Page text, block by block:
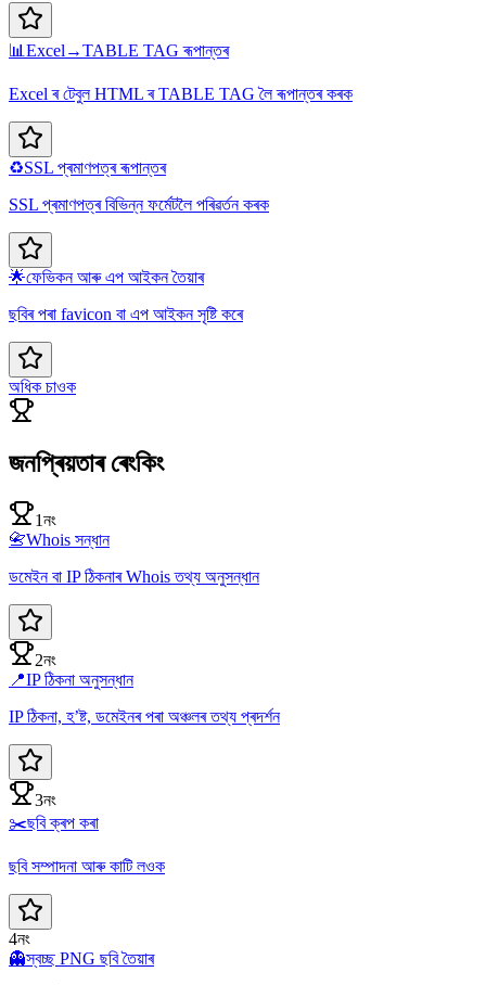
📊Excel→TABLE TAG ৰূপান্তৰ
Excel ৰ টেবুল HTML ৰ TABLE TAG লৈ ৰূপান্তৰ কৰক
♻️SSL প্ৰমাণপত্ৰ ৰূপান্তৰ
SSL প্ৰমাণপত্ৰ বিভিন্ন ফৰ্মেটলৈ পৰিৱৰ্তন কৰক
🌟ফেভিকন আৰু এপ আইকন তৈয়াৰ
ছবিৰ পৰা favicon বা এপ আইকন সৃষ্টি কৰে
অধিক চাওক
জনপ্ৰিয়তাৰ ৰেংকিং
1নং
📇Whois সন্ধান
ডমেইন বা IP ঠিকনাৰ Whois তথ্য অনুসন্ধান
2নং
📍IP ঠিকনা অনুসন্ধান
IP ঠিকনা, হ’ষ্ট, ডমেইনৰ পৰা অঞ্চলৰ তথ্য প্ৰদৰ্শন
3নং
✂️ছবি ক্ৰপ কৰা
ছবি সম্পাদনা আৰু কাটি লওক
4নং
👻স্বচ্ছ PNG ছবি তৈয়াৰ